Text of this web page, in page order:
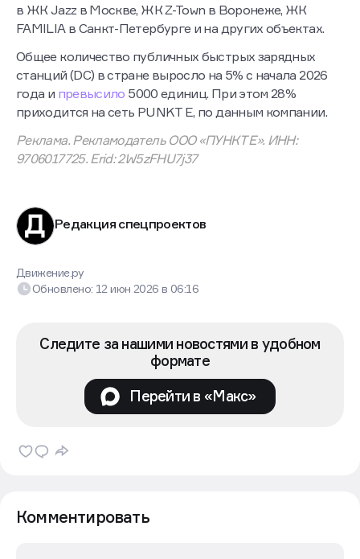
в ЖК Jazz в Москве, ЖК Z-Town в Воронеже, ЖК
FAMILIA в Санкт-Петербурге и на других объектах.
Общее количество публичных быстрых зарядных
станций (DC) в стране выросло на 5% с начала 2026
года и превысило 5000 единиц. При этом 28%
приходится на сеть PUNKT E, по данным компании.
Реклама. Рекламодатель ООО «ПУНКТ Е». ИНН:
9706017725. Erid: 2W5zFHU7j37
Редакция спецпроектов
Движение.ру
Обновлено: 12 июн 2026в 06:16
Следите за нашими новостями в удобном
формате
Перейти в «Макс»
Комментировать